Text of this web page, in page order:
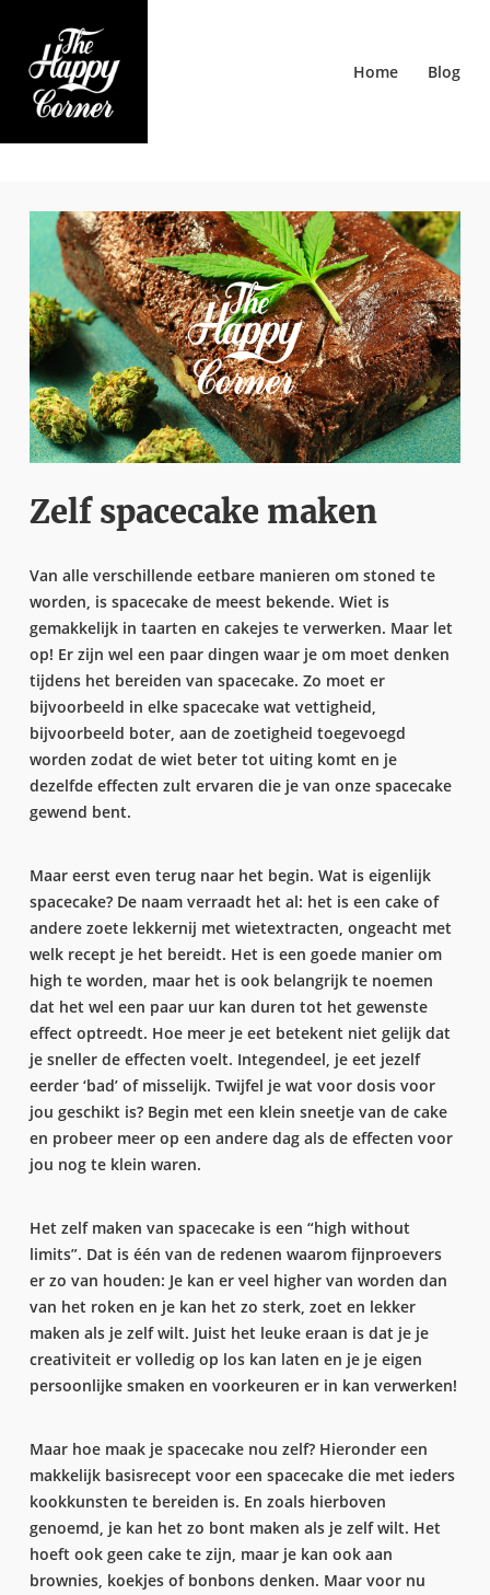
Home Blog
Zelf spacecake maken
Van alle verschillende eetbare manieren om stoned te
worden, is spacecake de meest bekende. Wiet is
gemakkelijk in taarten en cakejes te verwerken. Maar let
op! Er zijn wel een paar dingen waar je om moet denken
tijdens het bereiden van spacecake. Zo moet er
bijvoorbeeld in elke spacecake wat vettigheid,
bijvoorbeeld boter, aan de zoetigheid toegevoegd
worden zodat de wiet beter tot uiting komt en je
dezelfde effecten zult ervaren die je van onze spacecake
gewend bent.
Maar eerst even terug naar het begin. Wat is eigenlijk
spacecake? De naam verraadt het al: het is een cake of
andere zoete lekkernij met wietextracten, ongeacht met
welk recept je het bereidt. Het is een goede manier om
high te worden, maar het is ook belangrijk te noemen
dat het wel een paar uur kan duren tot het gewenste
effect optreedt. Hoe meer je eet betekent niet gelijk dat
je sneller de effecten voelt. Integendeel, je eet jezelf
eerder ‘bad’ of misselijk. Twijfel je wat voor dosis voor
jou geschikt is? Begin met een klein sneetje van de cake
en probeer meer op een andere dag als de effecten voor
jou nog te klein waren.
Het zelf maken van spacecake is een “high without
limits”. Dat is één van de redenen waarom fijnproevers
er zo van houden: Je kan er veel higher van worden dan
van het roken en je kan het zo sterk, zoet en lekker
maken als je zelf wilt. Juist het leuke eraan is dat je je
creativiteit er volledig op los kan laten en je je eigen
persoonlijke smaken en voorkeuren er in kan verwerken!
Maar hoe maak je spacecake nou zelf? Hieronder een
makkelijk basisrecept voor een spacecake die met ieders
kookkunsten te bereiden is. En zoals hierboven
genoemd, je kan het zo bont maken als je zelf wilt. Het
hoeft ook geen cake te zijn, maar je kan ook aan
brownies, koekjes of bonbons denken. Maar voor nu